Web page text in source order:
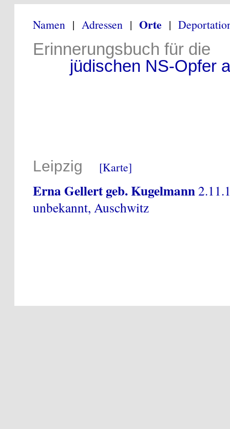
Namen | Adressen | Orte |
Erinnerungsbuch für die
jüdischen NS-Opfer
Leipzig [Karte]
Erna Gellert geb. Kugelmann
unbekannt, Auschwitz